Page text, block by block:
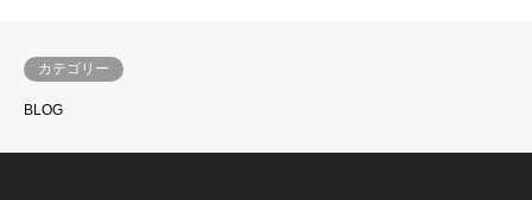
カテゴリー
BLOG